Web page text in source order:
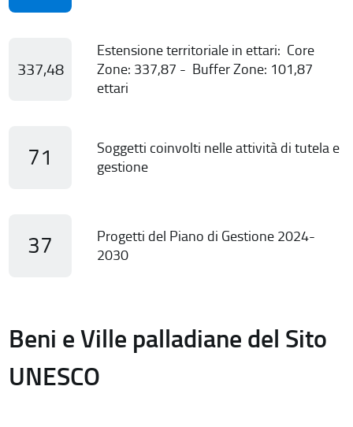
337,48
Estensione territoriale in ettari: Core
Zone: 337,87 - Buffer Zone: 101,87
ettari
71
Soggetti coinvolti nelle attività di tutela e
gestione
37
Progetti del Piano di Gestione 2024-
2030
Beni e Ville palladiane del Sito
UNESCO